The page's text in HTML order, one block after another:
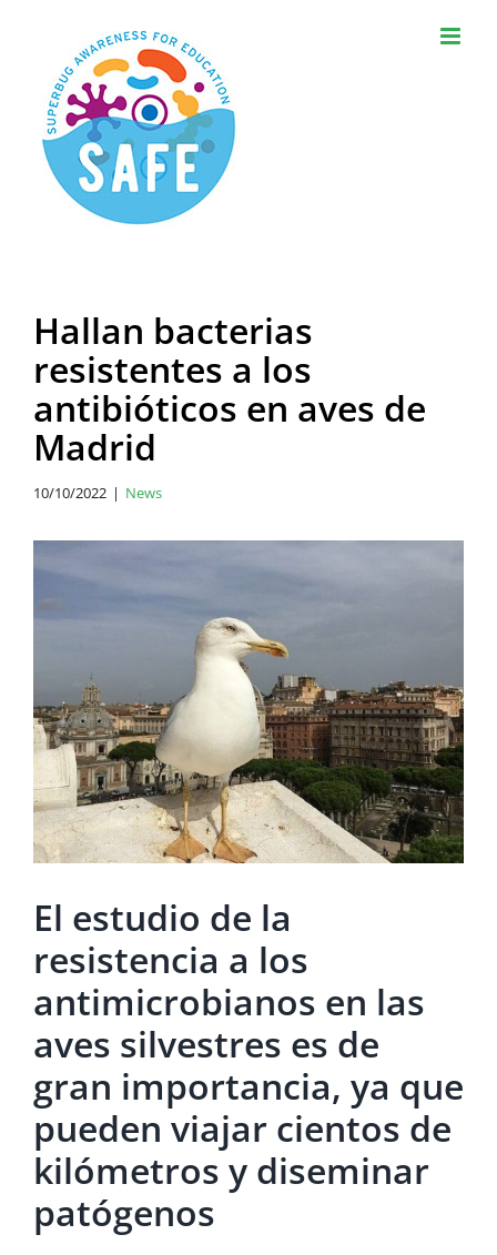
content
Hallan bacterias
resistentes a los
antibióticos en aves de
Madrid
10/10/2022 | News
Larger
El estudio de la
resistencia a los
antimicrobianos en las
aves silvestres es de
gran importancia, ya que
pueden viajar cientos de
kilómetros y diseminar
patógenos